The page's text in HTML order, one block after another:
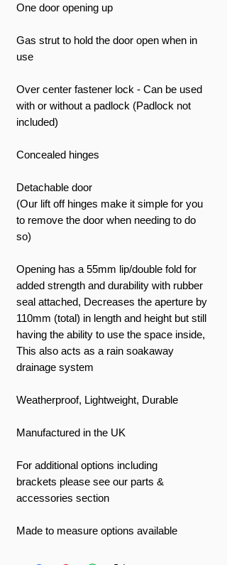
One door opening up
Gas strut to hold the door open when in
use
Over center fastener lock - Can be used
with or without a padlock (Padlock not
included)
Concealed hinges
Detachable door
(Our lift off hinges make it simple for you
to remove the door when needing to do
so)
Opening has a 55mm lip/double fold for
added strength and durability with rubber
seal attached, Decreases the aperture by
110mm (total) in length and height but still
having the ability to use the space inside,
This also acts as a rain soakaway
drainage system
Weatherproof, Lightweight, Durable
Manufactured in the UK
For additional options including
brackets please see our parts &
accessories section
Made to measure options available